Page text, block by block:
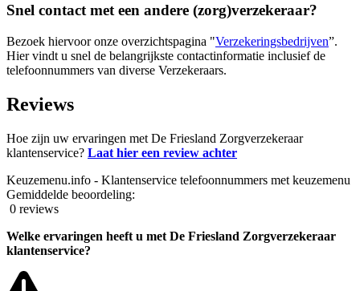
Snel contact met een andere (zorg)verzekeraar?
Bezoek hiervoor onze overzichtspagina "Verzekeringsbedrijven”.
Hier vindt u snel de belangrijkste contactinformatie inclusief de
telefoonnummers van diverse Verzekeraars.
Reviews
Hoe zijn uw ervaringen met De Friesland Zorgverzekeraar
klantenservice? Laat hier een review achter
Keuzemenu.info - Klantenservice telefoonnummers met keuzemenu
Gemiddelde beoordeling:
0 reviews
Welke ervaringen heeft u met De Friesland Zorgverzekeraar
klantenservice?